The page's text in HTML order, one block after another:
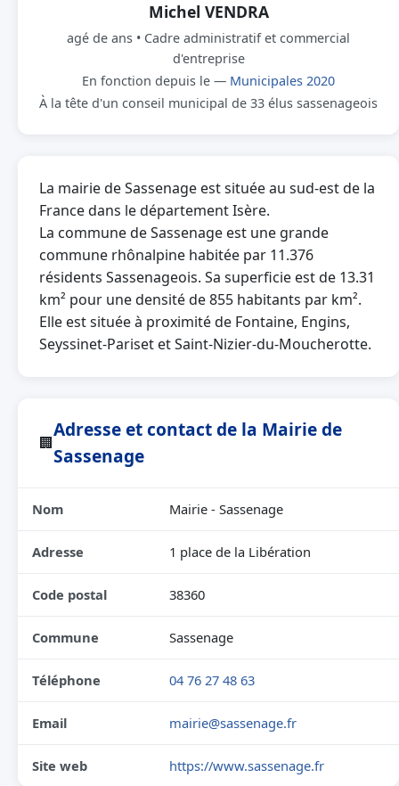
Michel VENDRA
agé de ans • Cadre administratif et commercial
d'entreprise
En fonction depuis le — Municipales 2020
À la tête d'un conseil municipal de 33 élus sassenageois
La mairie de Sassenage est située au sud-est de la
France dans le département Isère.
La commune de Sassenage est une grande
commune rhônalpine habitée par 11.376
résidents Sassenageois. Sa superficie est de 13.31
km² pour une densité de 855 habitants par km².
Elle est située à proximité de Fontaine, Engins,
Seyssinet-Pariset et Saint-Nizier-du-Moucherotte.
🏢
Adresse et contact de la Mairie de
Sassenage
Nom Mairie - Sassenage
Adresse 1 place de la Libération
Code postal 38360
Commune Sassenage
Téléphone 04 76 27 48 63
Email mairie@sassenage.fr
Site web https://www.sassenage.fr